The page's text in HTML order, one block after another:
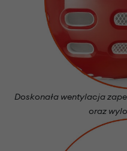
Doskonała wentylacja
oraz